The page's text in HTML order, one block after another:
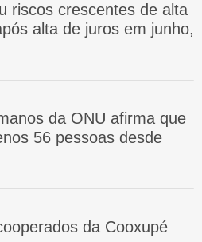
riscos crescentes de alta
alta de juros em junho,
da ONU afirma que
56 pessoas desde
da Cooxupé